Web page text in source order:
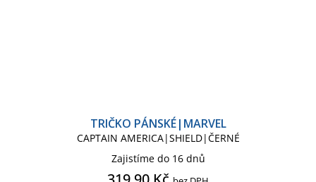
TRIČKO PÁNSKÉ|MARVEL
CAPTAIN AMERICA|SHIELD|ČERNÉ
Zajistíme do 16 dnů